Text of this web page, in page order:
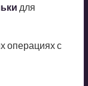
для
операциях с